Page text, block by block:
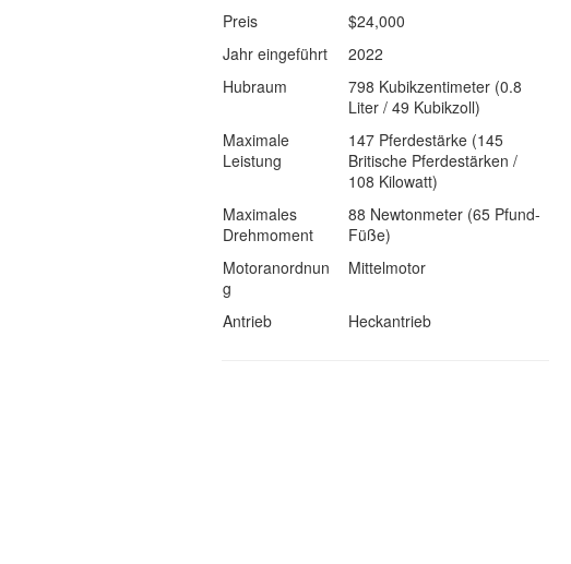
Preis
$24,000
Jahr eingeführt
2022
Hubraum
798 Kubikzentimeter (0.8
Liter / 49 Kubikzoll)
Maximale
Leistung
147 Pferdestärke (145
Britische Pferdestärken /
108 Kilowatt)
Maximales
Drehmoment
88 Newtonmeter (65 Pfund-
Füße)
Motoranordnun
g
Mittelmotor
Antrieb Heckantrieb